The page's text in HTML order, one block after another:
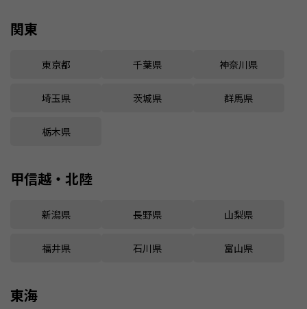
関東
東京都 千葉県 神奈川県
埼玉県 茨城県 群馬県
栃木県
甲信越・北陸
新潟県 長野県 山梨県
福井県 石川県 富山県
東海